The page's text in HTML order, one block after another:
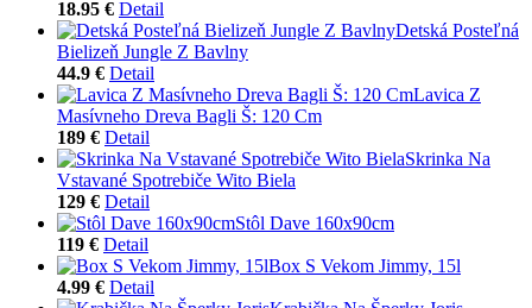
18.95 € Detail
Detská Posteľná
Bielizeň Jungle Z Bavlny
44.9 € Detail
Lavica Z
Masívneho Dreva Bagli Š: 120 Cm
189 € Detail
Skrinka Na
Vstavané Spotrebiče Wito Biela
129 € Detail
Stôl Dave 160x90cm
119 € Detail
Box S Vekom Jimmy, 15l
4.99 € Detail